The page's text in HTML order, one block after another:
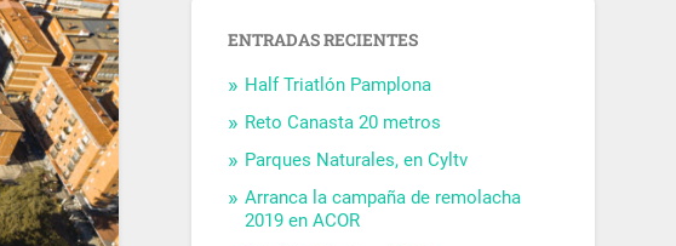
ENTRADAS RECIENTES
Half Triatlón Pamplona
Reto Canasta 20 metros
Parques Naturales, en Cyltv
Arranca la campaña de remolacha
2019 en ACOR